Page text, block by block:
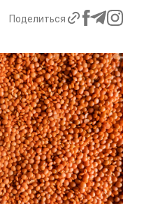
Поделиться